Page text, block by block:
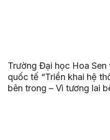
Trường Đại học Hoa
quốc tế “Triển khai hệ
bên trong – Vì tương lai